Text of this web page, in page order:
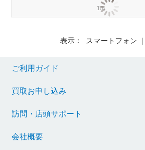
1/8
表示： スマートフォン ｜
ご利用ガイド
買取お申し込み
訪問・店頭サポート
会社概要